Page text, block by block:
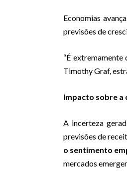
Economias
previsões de
“É
Timothy Graf,
Impacto sobre a
A incerteza
previsões de
o sentimento
mercados